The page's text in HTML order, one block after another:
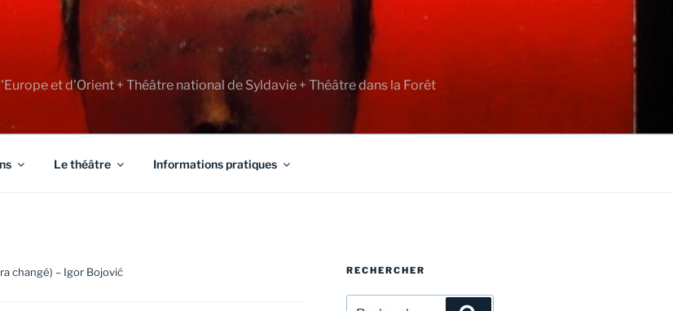
et d'Orient + Théâtre national de Syldavie + Théâtre dans la Forêt
Le théâtre Informations pratiques
changé) – Igor Bojović RECHERCHER